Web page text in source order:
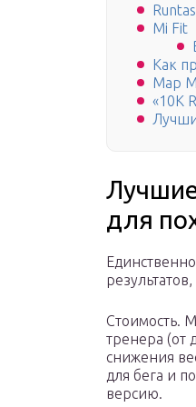
Mi Fit
Как
Map
«10K
для
Стоимость.
тренера (от
снижения
для бега и
версию.